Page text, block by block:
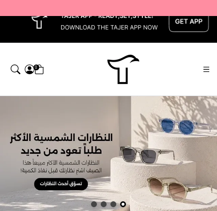
0
تاجر — Home page default h1 desc